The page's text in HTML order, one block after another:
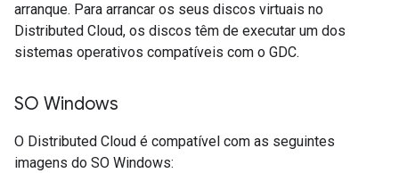
arranque. Para arrancar os seus discos virtuais no
Distributed Cloud, os discos têm de executar um dos
sistemas operativos compatíveis com o GDC.
SO Windows
O Distributed Cloud é compatível com as seguintes
imagens do SO Windows: